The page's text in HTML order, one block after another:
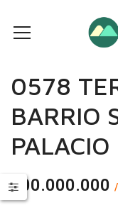
0578
BARRIO
500.000.000